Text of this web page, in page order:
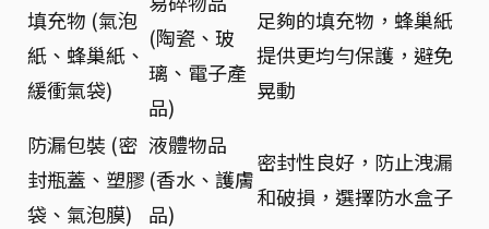
填充物 (氣泡
紙、蜂巢紙、
緩衝氣袋)
(陶瓷、玻
璃、電子產
品)
足夠的填充物，蜂巢紙
提供更均勻保護，避免
晃動
防漏包裝 (密
封瓶蓋、塑膠
袋、氣泡膜)
液體物品
(香水、護膚
品)
密封性良好，防止洩漏
和破損，選擇防水盒子